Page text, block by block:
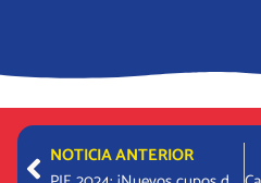
PrevNOTICIA ANTERIOR